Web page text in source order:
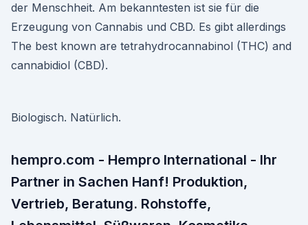
der Menschheit. Am bekanntesten ist sie für die
Erzeugung von Cannabis und CBD. Es gibt allerdings
The best known are tetrahydrocannabinol (THC) and
cannabidiol (CBD).
Biologisch. Natürlich.
hempro.com - Hempro International - Ihr
Partner in Sachen Hanf! Produktion,
Vertrieb, Beratung. Rohstoffe,